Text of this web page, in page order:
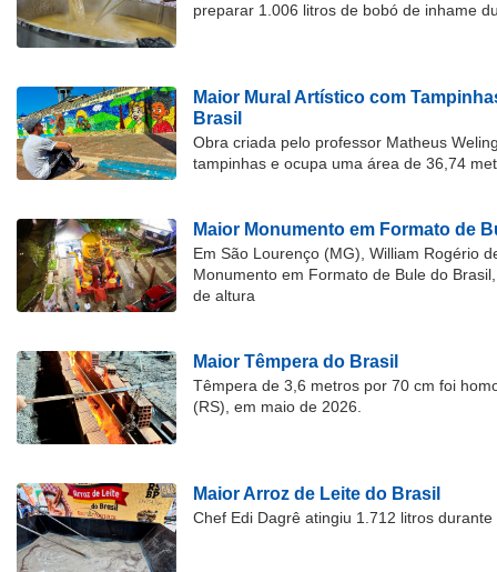
preparar 1.006 litros de bobó de inhame
Maior Mural Artístico com
Brasil
Obra criada pelo professor Matheus
tampinhas e ocupa uma área de 36,74
Maior Monumento em Formato de
Em São Lourenço (MG), William Rogério
Monumento em Formato de Bule do
de altura
Maior Têmpera do Brasil
Têmpera de 3,6 metros por 70 cm foi
(RS), em maio de 2026.
Maior Arroz de Leite do Brasil
Chef Edi Dagrê atingiu 1.712 litros